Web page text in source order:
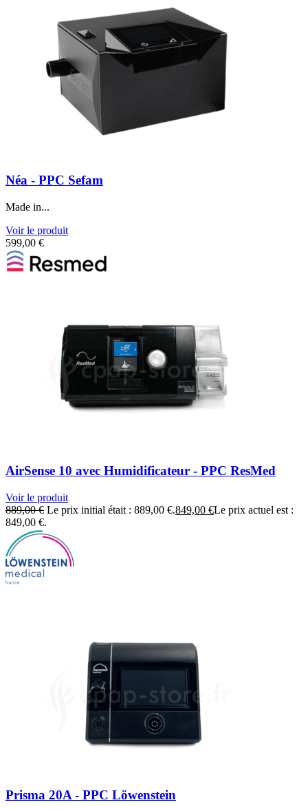
Néa - PPC Sefam
Made in...
Voir le produit
599,00 €
AirSense 10 avec Humidificateur - PPC ResMed
Voir le produit
889,00€ Le prix initial était : 889,00 €.849,00 €Le prix actuel est :
849,00 €.
Prisma 20A - PPC Löwenstein